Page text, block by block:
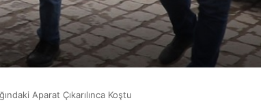
Aparat Çıkarılınca Koştu